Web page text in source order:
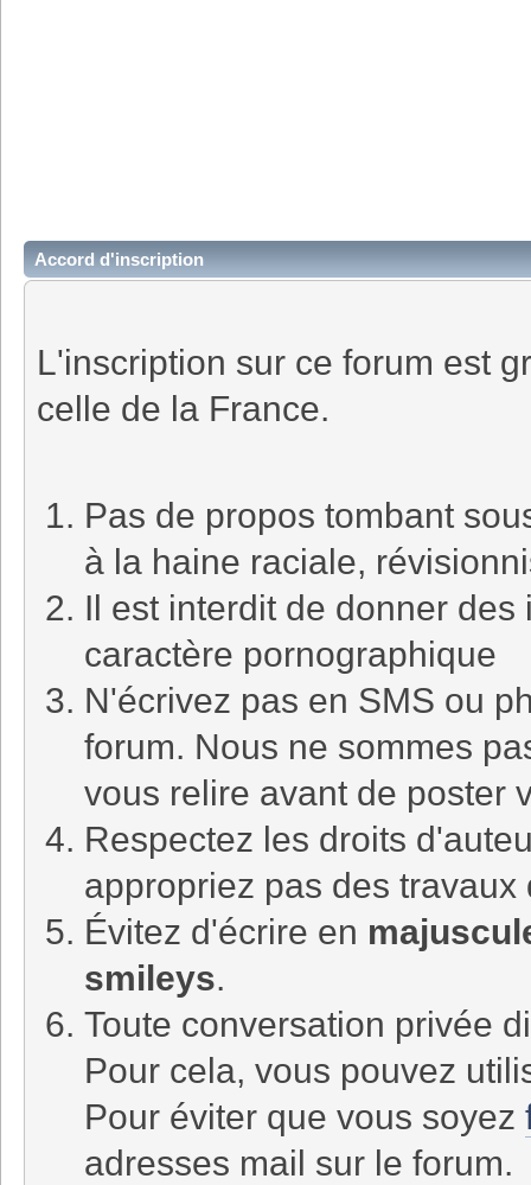
Accord d'inscription
L'inscription sur ce forum est
celle de la France.
Pas de propos tombant
à la haine raciale,
Il est interdit de donner
caractère pornographique
N'écrivez pas en SMS ou
forum. Nous ne sommes
vous relire avant de poster
Respectez les droits
appropriez pas des
Évitez d'écrire en
smileys.
Toute conversation privée
Pour cela, vous pouvez
Pour éviter que vous soyez
adresses mail sur le forum.